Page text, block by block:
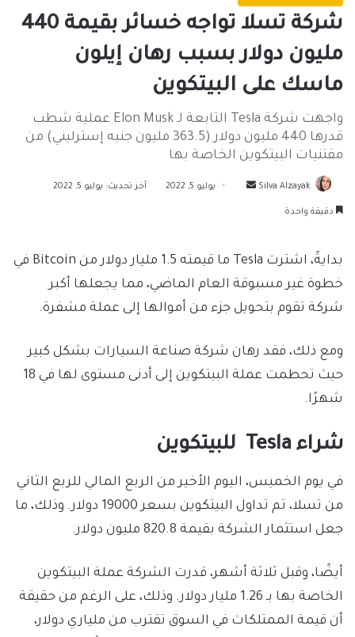
شركة تسلا تواجه خسائر بقيمة 440
مليون دولار بسبب رهان إيلون
ماسك على البيتكوين
واجهت شركة Tesla التابعة لـ Elon Musk عملية شطب
قدرها 440 مليون دولار (363.5 مليون جنيه إسترليني) من
مقتنيات البيتكوين الخاصة بها
Silva Alzayak
أرسل
يوليو 5, 2022 آخر تحديث: يوليو 5, 2022
دقيقة واحدة
بدايةً، اشترت Tesla ما قيمته 1.5 مليار دولار من Bitcoin في
خطوة غير مسبوقة العام الماضي، مما يجعلها أكبر
شركة تقوم بتحويل جزء من أموالها إلى عملة مشفرة.
ومع ذلك، فقد رهان شركة صناعة السيارات بشكل كبير
حيث تحطمت عملة البيتكوين إلى أدنى مستوى لها في 18
شهرًا.
شراء Tesla للبيتكوين
في يوم الخميس، اليوم الأخير من الربع المالي للربع الثاني
من تسلا، تم تداول البيتكوين بسعر 19000 دولار. وذلك، ما
جعل استثمار الشركة بقيمة 820.8 مليون دولار.
أيضًا، وقبل ثلاثة أشهر، قدرت الشركة عملة البيتكوين
الخاصة بها بـ 1.26 مليار دولار. وذلك، على الرغم من حقيقة
أن قيمة الممتلكات في السوق تقترب من ملياري دولار،